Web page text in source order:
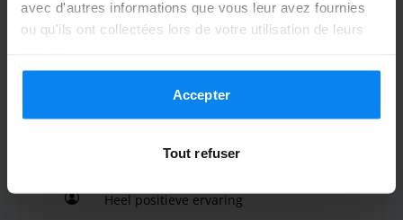
avec d'autres informations que vous leur avez fournies
ou qu'ils ont collectées lors de votre utilisation de leurs
Accepter
Tout refuser
Elodie Antonacci 10
Garé du 23/07/26 au 30/07/26
Heel positieve ervaring